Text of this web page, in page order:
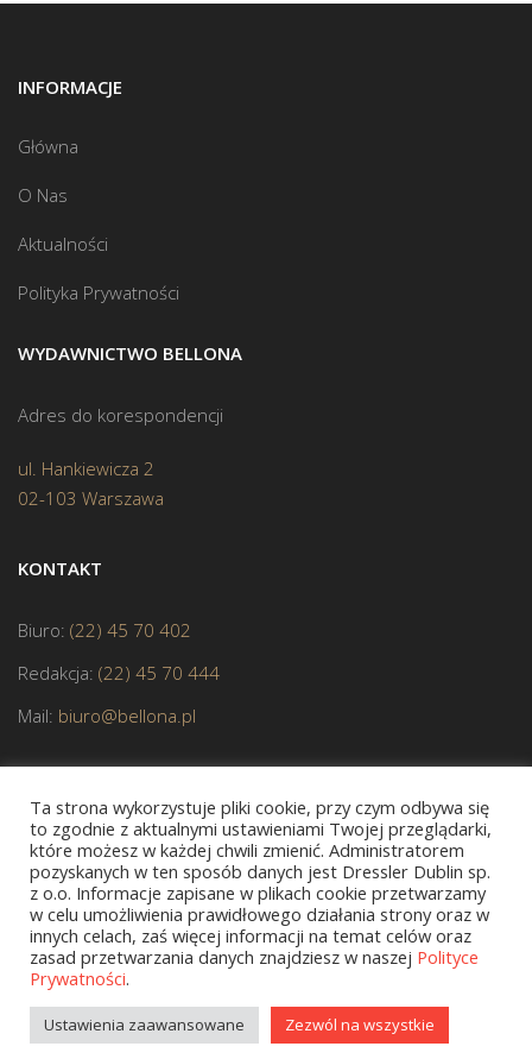
INFORMACJE
Główna
O Nas
Aktualności
Polityka Prywatności
WYDAWNICTWO BELLONA
Adres do korespondencji
ul. Hankiewicza 2
02-103 Warszawa
KONTAKT
Biuro: (22) 45 70 402
Redakcja: (22) 45 70 444
Mail: biuro@bellona.pl
JESTEŚMY CZŁONKIEM POLSKIEJ IZBY KSIĄŻKI
Copyright © 2020 bellona.pl
Ta strona wykorzystuje pliki cookie, przy czym odbywa się
to zgodnie z aktualnymi ustawieniami Twojej przeglądarki,
które możesz w każdej chwili zmienić. Administratorem
pozyskanych w ten sposób danych jest Dressler Dublin sp.
z o.o. Informacje zapisane w plikach cookie przetwarzamy
w celu umożliwienia prawidłowego działania strony oraz w
innych celach, zaś więcej informacji na temat celów oraz
zasad przetwarzania danych znajdziesz w naszej Polityce
Prywatności.
Ustawienia zaawansowane Zezwól na wszystkie